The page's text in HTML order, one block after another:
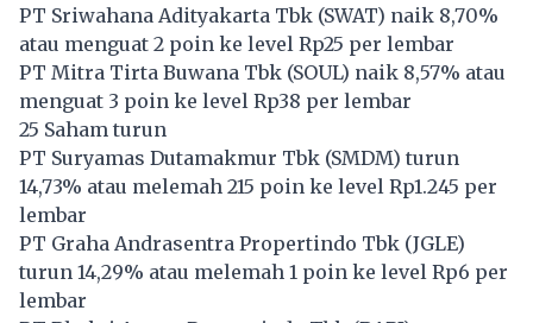
PT Sriwahana Adityakarta Tbk (SWAT) naik 8,70%
atau menguat 2 poin ke level Rp25 per lembar
PT Mitra Tirta Buwana Tbk (SOUL) naik 8,57% atau
menguat 3 poin ke level Rp38 per lembar
25 Saham turun
PT Suryamas Dutamakmur Tbk (SMDM) turun
14,73% atau melemah 215 poin ke level Rp1.245 per
lembar
PT Graha Andrasentra Propertindo Tbk (JGLE)
turun 14,29% atau melemah 1 poin ke level Rp6 per
lembar